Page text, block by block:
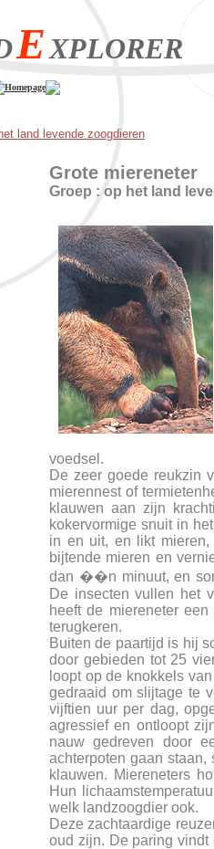
EXPLORER
Homepage
land levende zoogdieren
Grote miereneter
Groep : op het land
voedsel.
De zeer goede reukzin
mierennest of
klauwen aan zijn
kokervormige snuit in
in en uit, en likt
bijtende mieren en
dan ��n minuut, en
De insecten vullen het
heeft de miereneter
terugkeren.
Buiten de paartijd is hij
door gebieden tot 25
loopt op de knokkels
gedraaid om slijtage te
vijftien uur per dag,
agressief en ontloopt
nauw gedreven door
achterpoten gaan
klauwen. Miereneters
Hun
welk landzoogdier ook.
Deze zachtaardige
oud zijn. De paring